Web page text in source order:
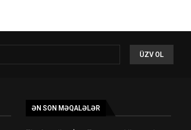
ƏN SON MƏQALƏLƏR